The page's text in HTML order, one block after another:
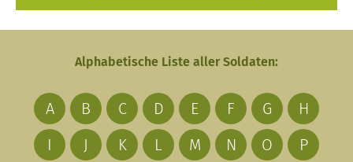
Alphabetische Liste aller Soldaten:
A B C D E F G
H
I
J K L M N O
P